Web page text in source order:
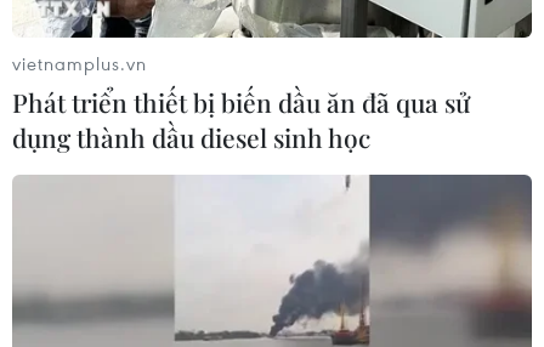
vietnamplus.vn
Phát triển thiết bị biến dầu ăn đã qua sử
dụng thành dầu diesel sinh học